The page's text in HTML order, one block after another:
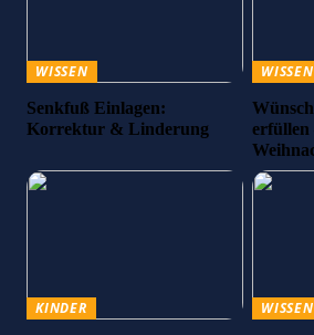
WISSEN
Senkfuß Einlagen:
Korrektur & Linderung
WISSEN
erfüllen
KINDER WISSEN